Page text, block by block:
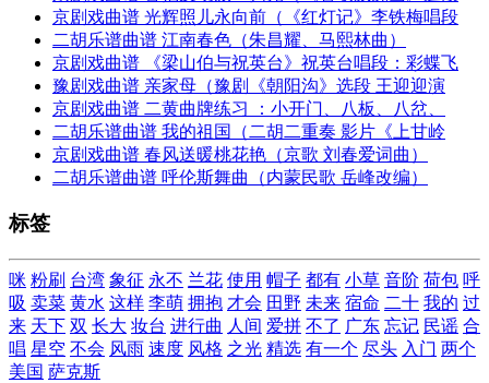
京剧戏曲谱 光辉照儿永向前（《红灯记》李铁梅唱段
二胡乐谱曲谱 江南春色（朱昌耀、马熙林曲）
京剧戏曲谱 《梁山伯与祝英台》祝英台唱段：彩蝶飞
豫剧戏曲谱 亲家母（豫剧《朝阳沟》选段 王迎迎演
京剧戏曲谱 二黄曲牌练习 ：小开门、八板、八岔、
二胡乐谱曲谱 我的祖国（二胡二重奏 影片《上甘岭
京剧戏曲谱 春风送暖桃花艳（京歌 刘春爱词曲）
二胡乐谱曲谱 呼伦斯舞曲（内蒙民歌 岳峰改编）
标签
咪 粉刷 台湾 象征 永不 兰花 使用 帽子 都有 小草 音阶 荷包 呼
吸 卖菜 黄水 这样 李萌 拥抱 才会 田野 未来 宿命 二十 我的 过
来 天下 双 长大 妆台 进行曲 人间 爱拼 不了 广东 忘记 民谣 合
唱 星空 不会 风雨 速度 风格 之光 精选 有一个 尽头 入门 两个
美国 萨克斯